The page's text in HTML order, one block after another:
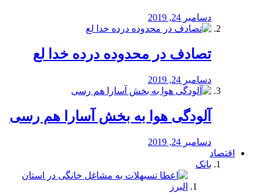
دسامبر 24, 2019
تصادف در محدوده درده خدا لع
دسامبر 24, 2019
آلودگی هوا به بخش آسارا هم رسی
دسامبر 24, 2019
اقتصاد
بانک